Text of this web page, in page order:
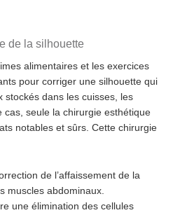
de la silhouette
alimentaires et les exercices
pour corriger une silhouette qui
stockés dans les cuisses, les
seule la chirurgie esthétique
notables et sûrs. Cette chirurgie
de l’affaissement de la
muscles abdominaux.
une élimination des cellules